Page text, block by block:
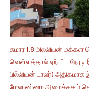
சுமார் 1.8 மில்லியன்
வெள்ளத்தால் ஏற்பட்ட நேரடி
பில்லியன் டாலர்)
மேலாண்மை அமைச்சகம்